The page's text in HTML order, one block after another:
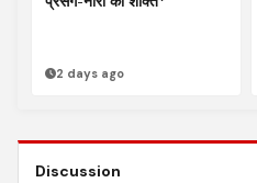
2 days ago
Discussion